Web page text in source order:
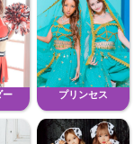
ー プリンセス